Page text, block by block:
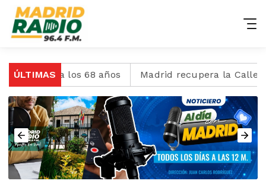
ÚLTIMAS
a los 68 años Madrid recupera la Calle 6 con